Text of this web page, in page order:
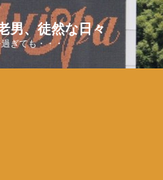
男、徒然な日々
ぎても・・・